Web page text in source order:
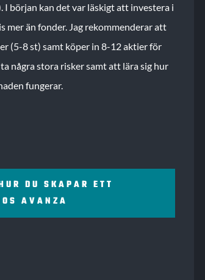
I början kan det var läskigt att investera i
mer än fonder. Jag rekommenderar att
(5-8 st) samt köper in 8-12 aktier för
några stora risker samt att lära sig hur
fungerar.
DU SKAPAR ETT
AVANZA